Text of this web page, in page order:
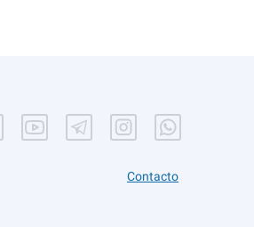
Contacto